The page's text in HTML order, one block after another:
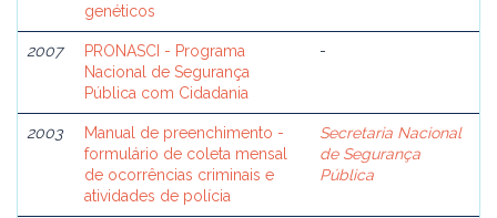
genéticos
2007
PRONASCI - Programa
Nacional de Segurança
Pública com Cidadania
-
2003
Manual de preenchimento -
formulário de coleta mensal
de ocorrências criminais e
atividades de polícia
Secretaria Nacional
de Segurança
Pública